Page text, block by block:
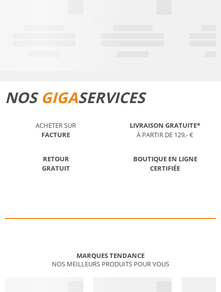
NOS GIGASERVICES
ACHETER SUR
FACTURE
LIVRAISON GRATUITE*
À PARTIR DE 129,- €
RETOUR
GRATUIT
BOUTIQUE EN LIGNE
CERTIFIÉE
MARQUES TENDANCE
NOS MEILLEURS PRODUITS POUR VOUS